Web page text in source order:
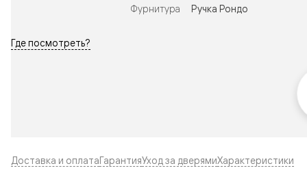
Фурнитура
Ручка Рондо
Где посмотреть?
Доставка и оплатаГарантияУход за дверямиХарактеристики